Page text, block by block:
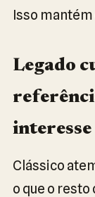
Isso
Legado
interesse
Clássico
o que o